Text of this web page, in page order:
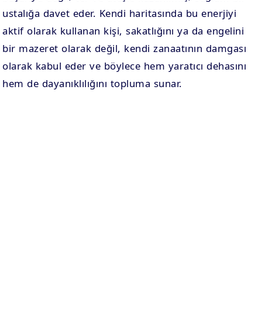
ustalığa davet eder. Kendi haritasında bu enerjiyi
aktif olarak kullanan kişi, sakatlığını ya da engelini
bir mazeret olarak değil, kendi zanaatının damgası
olarak kabul eder ve böylece hem yaratıcı dehasını
hem de dayanıklılığını topluma sunar.